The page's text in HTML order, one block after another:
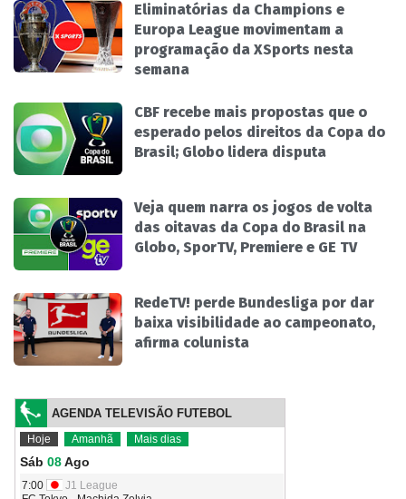
Eliminatórias da Champions e
Europa League movimentam a
programação da XSports nesta
semana
CBF recebe mais propostas que o
esperado pelos direitos da Copa do
Brasil; Globo lidera disputa
Veja quem narra os jogos de volta
das oitavas da Copa do Brasil na
Globo, SporTV, Premiere e GE TV
RedeTV! perde Bundesliga por dar
baixa visibilidade ao campeonato,
afirma colunista